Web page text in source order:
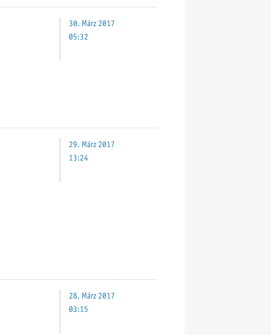
30. März 2017
05:32
29. März 2017
13:24
28. März 2017
03:15